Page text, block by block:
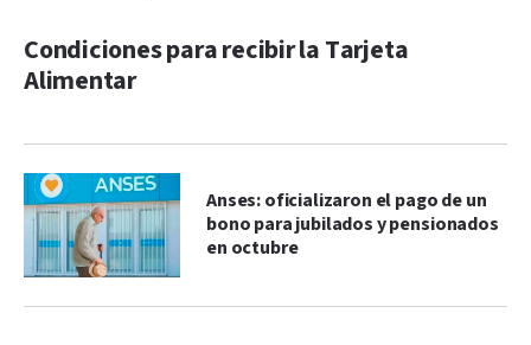
Condiciones para recibir la Tarjeta
Alimentar
Anses: oficializaron el pago de un
bono para jubilados y pensionados
en octubre